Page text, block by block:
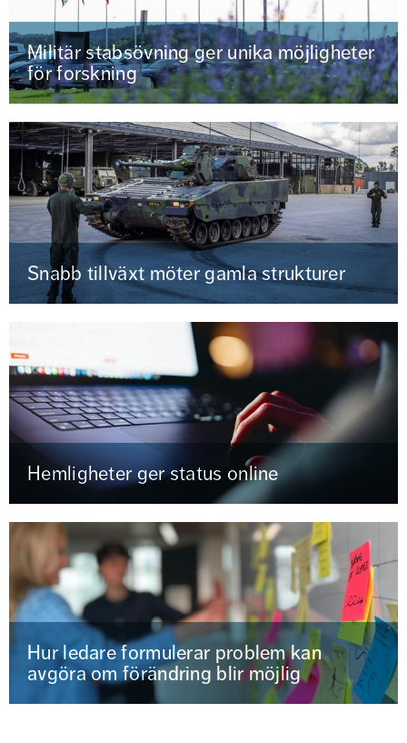
Militär stabsövning ger unika möjligheter
för forskning
Snabb tillväxt möter gamla strukturer
Hemligheter ger status online
Hur ledare formulerar problem kan
avgöra om förändring blir möjlig